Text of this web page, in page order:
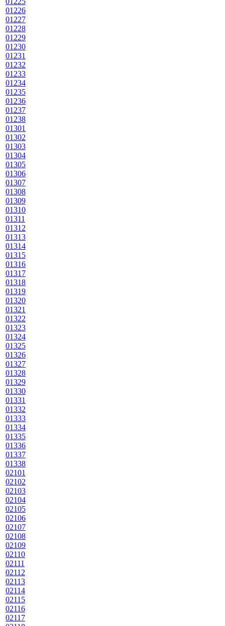
01226
01227
01228
01229
01230
01231
01232
01233
01234
01235
01236
01237
01238
01301
01302
01303
01304
01305
01306
01307
01308
01309
01310
01311
01312
01313
01314
01315
01316
01317
01318
01319
01320
01321
01322
01323
01324
01325
01326
01327
01328
01329
01330
01331
01332
01333
01334
01335
01336
01337
01338
02101
02102
02103
02104
02105
02106
02107
02108
02109
02110
02111
02112
02113
02114
02115
02116
02117